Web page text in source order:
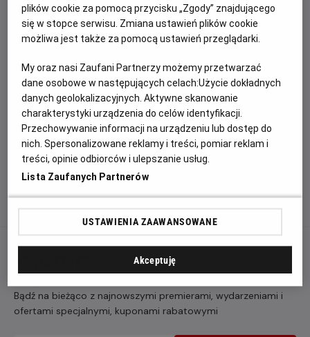
Transmisja meczu Crystal Palace - Szachtar Donieck w
ramach rozgrywek Ligi Konferencji UEFA.
ZAPROŚ ZNAJOMYCH
Facebook Messenger WhatsApp
Bądź na bieżąco z najnowszymi premierami, wydarzeniami i
ofertami specjalnymi, kuponami rabatowymi
plików cookie za pomocą przycisku „Zgody” znajdującego
się w stopce serwisu. Zmiana ustawień plików cookie
możliwa jest także za pomocą ustawień przeglądarki.
My oraz nasi Zaufani Partnerzy możemy przetwarzać
dane osobowe w następujących celach:Użycie dokładnych
danych geolokalizacyjnych. Aktywne skanowanie
charakterystyki urządzenia do celów identyfikacji.
Przechowywanie informacji na urządzeniu lub dostęp do
nich. Spersonalizowane reklamy i treści, pomiar reklam i
treści, opinie odbiorców i ulepszanie usług.
Lista Zaufanych Partnerów
USTAWIENIA ZAAWANSOWANE
Akceptuję